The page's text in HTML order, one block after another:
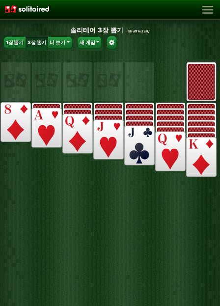
솔리테어 3장 뽑기 Shuffle:/cU/
1장 뽑기 3장 뽑기 더 보기 새 게임